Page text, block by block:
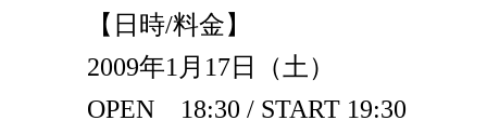
【日時/料金】
2009年1月17日（土）
OPEN 18:30 / START 19:30